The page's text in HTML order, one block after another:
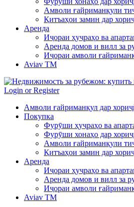
Амволи ғайриманқули
Қитъаҳои замин дар
Аренда
Иҷораи ҳуҷраҳо ва
Аренда домов и вилл за
Иҷораи амволи
Aviav TM
Login or Register
Амволи ғайриманқул дар
Покупка
Фурӯши ҳуҷраҳо ва
Фурӯши хонаҳо дар
Амволи ғайриманқули
Қитъаҳои замин дар
Аренда
Иҷораи ҳуҷраҳо ва
Аренда домов и вилл за
Иҷораи амволи
Aviav TM